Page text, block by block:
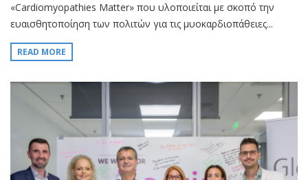
«Cardiomyopathies Matter» που υλοποιείται με σκοπό την
ευαισθητοποίηση των πολιτών για τις μυοκαρδιοπάθειες...
READ MORE